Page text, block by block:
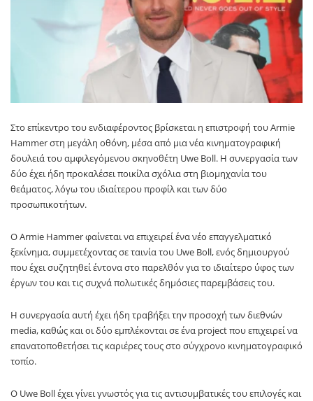
Στο επίκεντρο του ενδιαφέροντος βρίσκεται η επιστροφή του Armie
Hammer στη μεγάλη οθόνη, μέσα από μια νέα κινηματογραφική
δουλειά του αμφιλεγόμενου σκηνοθέτη Uwe Boll. Η συνεργασία των
δύο έχει ήδη προκαλέσει ποικίλα σχόλια στη βιομηχανία του
θεάματος, λόγω του ιδιαίτερου προφίλ και των δύο
προσωπικοτήτων.
Ο Armie Hammer φαίνεται να επιχειρεί ένα νέο επαγγελματικό
ξεκίνημα, συμμετέχοντας σε ταινία του Uwe Boll, ενός δημιουργού
που έχει συζητηθεί έντονα στο παρελθόν για το ιδιαίτερο ύφος των
έργων του και τις συχνά πολωτικές δημόσιες παρεμβάσεις του.
Η συνεργασία αυτή έχει ήδη τραβήξει την προσοχή των διεθνών
media, καθώς και οι δύο εμπλέκονται σε ένα project που επιχειρεί να
επανατοποθετήσει τις καριέρες τους στο σύγχρονο κινηματογραφικό
τοπίο.
Ο Uwe Boll έχει γίνει γνωστός για τις αντισυμβατικές του επιλογές και